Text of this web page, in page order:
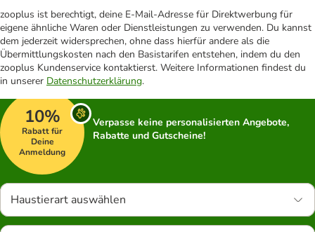
zooplus ist berechtigt, deine E-Mail-Adresse für Direktwerbung für
eigene ähnliche Waren oder Dienstleistungen zu verwenden. Du kannst
dem jederzeit widersprechen, ohne dass hierfür andere als die
Übermittlungskosten nach den Basistarifen entstehen, indem du den
zooplus Kundenservice kontaktierst. Weitere Informationen findest du
in unserer Datenschutzerklärung.
10%
Rabatt für
Deine
Anmeldung
Verpasse keine personalisierten Angebote,
Rabatte und Gutscheine!
Haustierart auswählen